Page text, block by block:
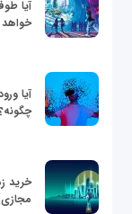
آیا
خواهد
آیا